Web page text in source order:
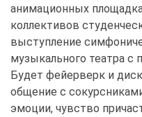
анимационных
коллективов
выступление
музыкального театра с
Будет фейерверк и
общение с
эмоции, чувство